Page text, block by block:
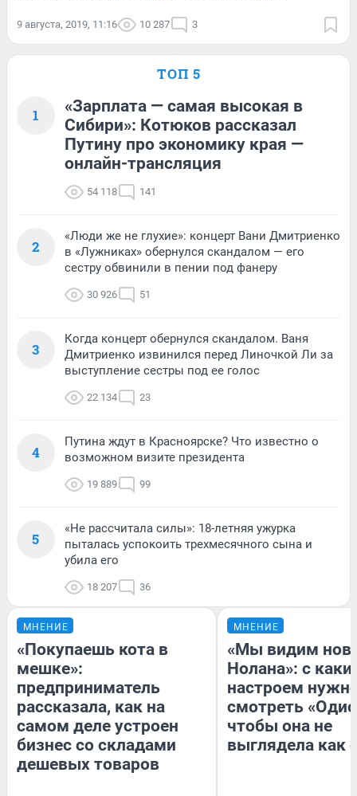
9 августа, 2019, 11:16 10 287 3
ТОП 5
1
«Зарплата — самая высокая в
Сибири»: Котюков рассказал
Путину про экономику края —
онлайн-трансляция
54 118 141
2
«Люди же не глухие»: концерт Вани Дмитриенко
в «Лужниках» обернулся скандалом — его
сестру обвинили в пении под фанеру
30 926 51
3
Когда концерт обернулся скандалом. Ваня
Дмитриенко извинился перед Линочкой Ли за
выступление сестры под ее голос
22 134 23
4
Путина ждут в Красноярске? Что известно о
возможном визите президента
19 889 99
5
«Не рассчитала силы»: 18-летняя ужурка
пыталась успокоить трехмесячного сына и
убила его
18 207 36
МНЕНИЕ
«Покупаешь кота в
мешке»:
предприниматель
рассказала, как на
самом деле устроен
бизнес со складами
дешевых товаров
МНЕНИЕ
«Мы видим
Нолана»: с
настроем
смотреть
чтобы она не
выглядела как